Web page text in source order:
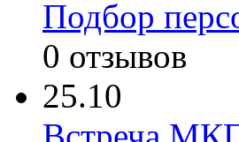
Подбор
0 отзывов
25.10